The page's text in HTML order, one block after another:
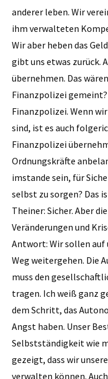
anderer leben. Wir
ihm verwalteten
Wir aber heben das
gibt uns etwas zurück.
übernehmen. Das
Finanzpolizei gemeint?
Finanzpolizei. Wenn
sind, ist es auch
Finanzpolizei
Ordnungs­kräfte
imstande sein, für
selbst zu sorgen? Das
Theiner: Sicher. Aber
Veränderungen und
Antwort: Wir sollen auf
Weg weitergehen. Die
muss den
tragen. Ich weiß ganz
dem Schritt, das
Angst haben. Unser
Selbstständigkeit wie
gezeigt, dass wir
verwalten können.